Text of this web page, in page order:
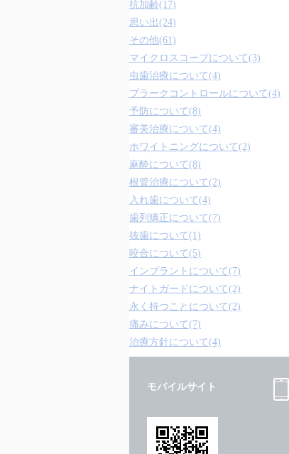
抗加齢(17)
思い出(24)
その他(61)
マイクロスコープについて(3)
虫歯治療について(4)
プラークコントロールについて(4)
予防について(8)
審美治療について(4)
ホワイトニングについて(2)
麻酔について(8)
根管治療について(2)
入れ歯について(4)
歯列矯正について(7)
抜歯について(1)
咬合について(5)
インプラントについて(7)
ナイトガードについて(2)
永く持つことについて(2)
痛みについて(7)
治療方針について(4)
モバイルサイト